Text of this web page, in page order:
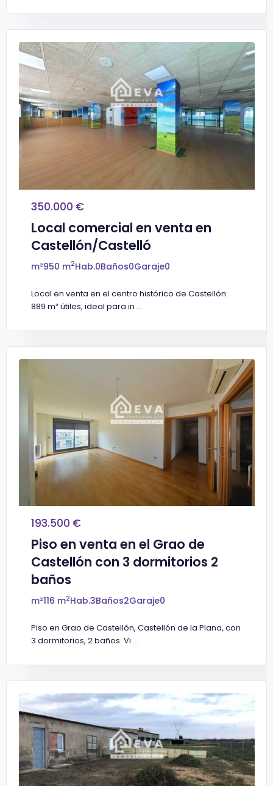
350.000 €
Local comercial en venta en
Castellón/Castelló
m²950 m2Hab.0Baños0Garaje0
Local en venta en el centro histórico de Castellón:
889 m² útiles, ideal para in ...
193.500 €
Piso en venta en el Grao de
Castellón con 3 dormitorios 2
baños
m²116 m2Hab.3Baños2Garaje0
Piso en Grao de Castellón, Castellón de la Plana, con
3 dormitorios, 2 baños. Vi ...